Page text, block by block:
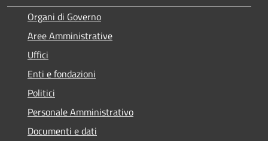
Organi di Governo
Aree Amministrative
Uffici
Enti e fondazioni
Politici
Personale Amministrativo
Documenti e dati